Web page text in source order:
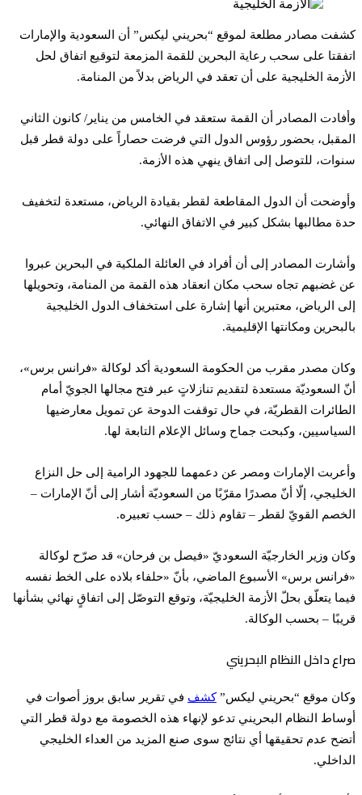
كشفت مصادر مطلعة لموقع “بحريني ليكس” أن السعودية والإمارات
اتفقتا على سحب رعاية البحرين للقمة المزمعة لتوقيع اتفاق لحل
الأزمة الخليجية على أن تعقد في الرياض بدلاً من المنامة.
وأفادت المصادر أن القمة ستعقد في الخامس من يناير/ كانون الثاني
المقبل، بحضور رؤوس الدول التي فرضت حصاراً على دولة قطر قبل
سنوات، للتوصل إلى اتفاق ينهي هذه الأزمة.
وأوضحت أن الدول المقاطعة لقطر بقيادة الرياض، مستعدة لتخفيف
حدة مطالبها بشكل كبير في الاتفاق النهائي.
وأشارت المصادر إلى أن أفراد في العائلة الملكية في البحرين عبروا
عن غضبهم تجاه سحب مكان انعقاد هذه القمة من المنامة، وتحويلها
إلى الرياض، معتبرين أنها إشارة على استخفاف الدول الخليجية
بالبحرين ومكانتها الإقليمية.
وكان مصدر مقرب من الحكومة السعودية أكد لوكالة «فرانس برس»،
أنّ السعوديّة مستعدة لتقديم تنازلاتٍ عبر فتح مجالها الجويّ أمام
الطائرات القطريّة، في حال توقفت الدوحة عن تمويل معارضيها
السياسيين، وكبحت جماح وسائل الإعلام التابعة لها.
وأعربت الإمارات ومصر عن دعمهما للجهود الرامية إلى حل النزاع
الخليجي، إلّا أنّ مصدرًا مقرّبًا من السعوديّة أشار إلى أنّ الإمارات –
الخصم القويّ لقطر – تقاوم ذلك – حسب تعبيره.
وكان وزير الخارجيّة السعوديّ «فيصل بن فرحان» قد صرّح لوكالة
«فرانس برس» الأسبوع الماضي، بأنّ «حلفاء بلاده على الخط نفسه
فيما يتعلّق بحلّ الأزمة الخليجيّة، وتوقع التوصّل إلى اتفاقٍ نهائي بشأنها
قريبًا – بحسب الوكالة.
صراع داخل النظام البحريني
وكان موقع “بحريني ليكس”كشف في تقرير سابق بروز أصوات في
أوساط النظام البحريني تدعو لإنهاء هذه الخصومة مع دولة قطر التي
أتضح عدم تحقيقها أي نتائج سوى صنع المزيد من العداء الخليجي
الداخلي.